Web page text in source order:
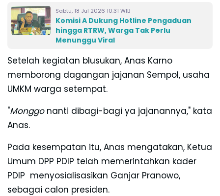
Sabtu, 18 Jul 2026 10:31 WIB
Komisi A Dukung Hotline Pengaduan
hingga RTRW, Warga Tak Perlu
Menunggu Viral
Setelah kegiatan blusukan, Anas Karno
memborong dagangan jajanan Sempol, usaha
UMKM warga setempat.
"Monggonanti dibagi-bagi ya jajanannya," kata
Anas.
Pada kesempatan itu, Anas mengatakan, Ketua
Umum DPP PDIP telah memerintahkan kader
PDIP menyosialisasikan Ganjar Pranowo,
sebagai calon presiden.